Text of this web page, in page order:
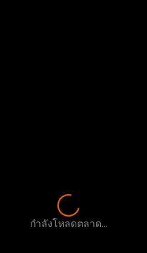
กำลังโหลดตลาด...